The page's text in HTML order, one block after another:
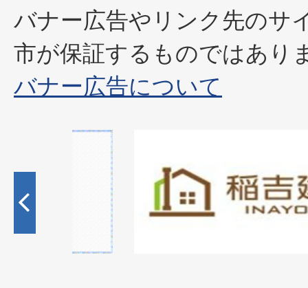
バナー広告やリンク先のサ
市が保証するものではあり
バナー広告について
の